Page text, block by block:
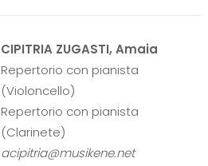
CIPITRIA ZUGASTI, Amaia
Repertorio con pianista
(Violoncello)
Repertorio con pianista
(Clarinete)
acipitria@musikene.net